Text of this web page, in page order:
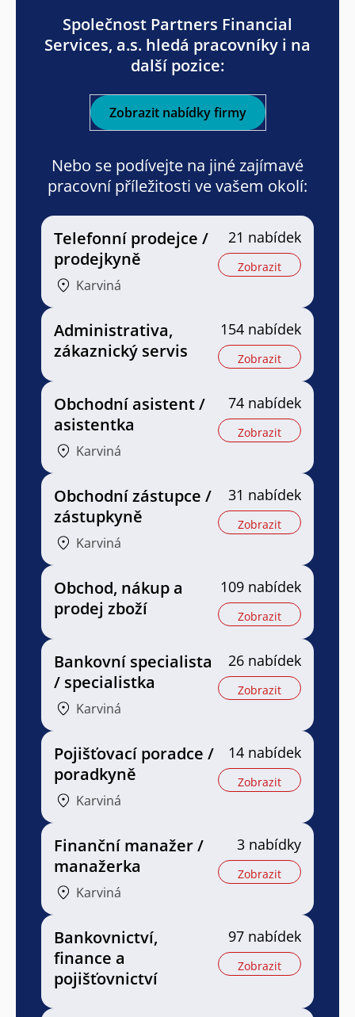
Společnost Partners Financial
Services, a.s. hledá pracovníky i na
další pozice:
Zobrazit nabídky firmy
Nebo se podívejte na jiné zajímavé
pracovní příležitosti ve vašem okolí:
Telefonní prodejce /
prodejkyně
Karviná
21 nabídek
Zobrazit
Administrativa,
zákaznický servis
154 nabídek
Zobrazit
Obchodní asistent /
asistentka
Karviná
74 nabídek
Zobrazit
Obchodní zástupce /
zástupkyně
Karviná
31 nabídek
Zobrazit
Obchod, nákup a
prodej zboží
109 nabídek
Zobrazit
Bankovní specialista
/ specialistka
Karviná
26 nabídek
Zobrazit
Pojišťovací poradce /
poradkyně
Karviná
14 nabídek
Zobrazit
Finanční manažer /
manažerka
Karviná
3 nabídky
Zobrazit
Bankovnictví,
finance a
pojišťovnictví
97 nabídek
Zobrazit